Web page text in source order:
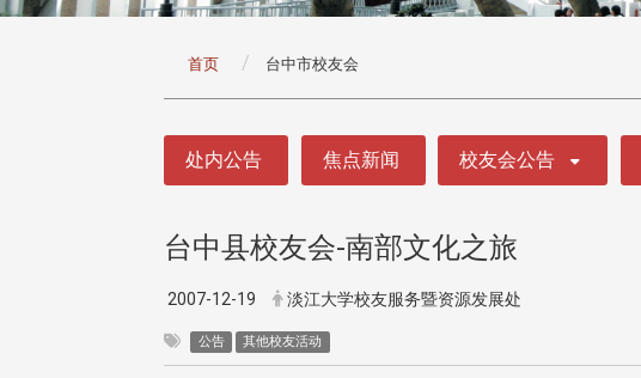
首页 台中市校友会
处内公告 焦点新闻 校友会公告
台中县校友会-南部文化之旅
2007-12-19 淡江大学校友服务暨资源发展处
公告 其他校友活动